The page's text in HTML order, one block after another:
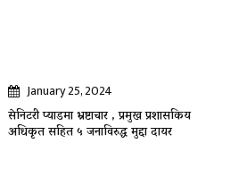
January 25, 2024
सेनिटरी प्याडमा भ्रष्टाचार , प्रमुख प्रशासकिय
अधिकृत सहित ५ जनाविरुद्ध मुद्दा दायर